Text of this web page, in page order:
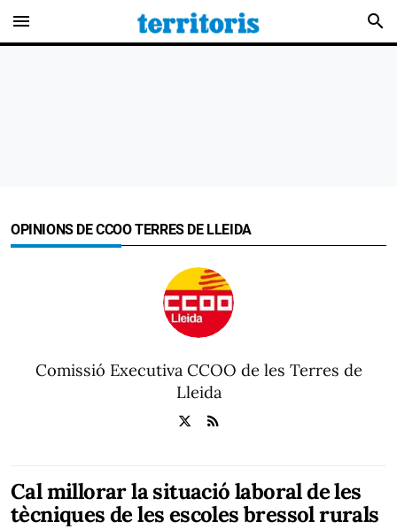
menu search
OPINIONS DE CCOO TERRES DE LLEIDA
Comissió Executiva CCOO de les Terres de
Lleida
Cal millorar la situació laboral de les
tècniques de les escoles bressol rurals